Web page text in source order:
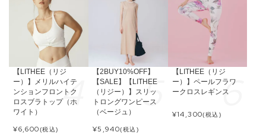
【LITHEE（リジ
ー）】メリルハイテ
ンションフロントク
ロスブラトップ（ホ
ワイト）
¥6,600(税込)
【2BUY10%OFF】
【SALE】【LITHEE
（リジー）】スリッ
トロングワンピース
（ベージュ）
¥5,940(税込)
【LITHEE（リジ
ー）】ペールフラワ
ークロスレギンス
¥14,300(税込)